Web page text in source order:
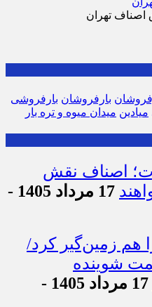
اصناف تهران
میادین میدان میوه و تره بار
زمین‌گیر کرد/